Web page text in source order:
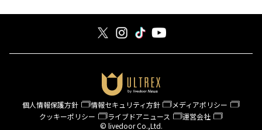
個人情報保護方針 情報セキュリティ方針
メディアポリシー
クッキーポリシー
ライブドアニュース
運営会社
© livedoor Co.,Ltd.